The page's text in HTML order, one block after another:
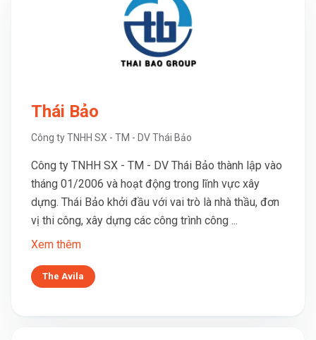
Thái Bảo
Công ty TNHH SX - TM - DV Thái Bảo
Công ty TNHH SX - TM - DV Thái Bảo thành lập vào
tháng 01/2006 và hoạt động trong lĩnh vực xây
dựng. Thái Bảo khởi đầu với vai trò là nhà thầu, đơn
vị thi công, xây dựng các công trình công ...
Xem thêm
The Avila